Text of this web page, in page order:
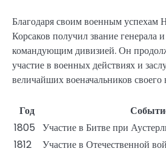
Благодаря своим военным успехам
Корсаков получил звание генерала
командующим дивизией. Он
участие в военных действиях и
величайших военачальников своего
Год
1805 Участие в Битве при
1812
Участие в Отечественной